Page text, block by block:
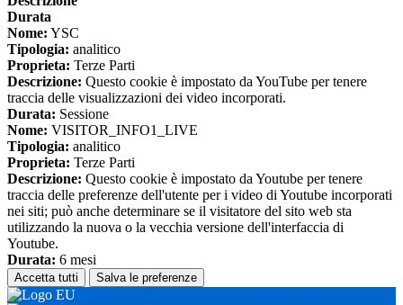
Durata
Nome: YSC
Tipologia: analitico
Proprieta: Terze Parti
Descrizione: Questo cookie è impostato da YouTube per tenere
traccia delle visualizzazioni dei video incorporati.
Durata: Sessione
Nome: VISITOR_INFO1_LIVE
Tipologia: analitico
Proprieta: Terze Parti
Descrizione: Questo cookie è impostato da Youtube per tenere
traccia delle preferenze dell'utente per i video di Youtube incorporati
nei siti; può anche determinare se il visitatore del sito web sta
utilizzando la nuova o la vecchia versione dell'interfaccia di
Youtube.
Durata: 6 mesi
Accetta tutti Salva le preferenze